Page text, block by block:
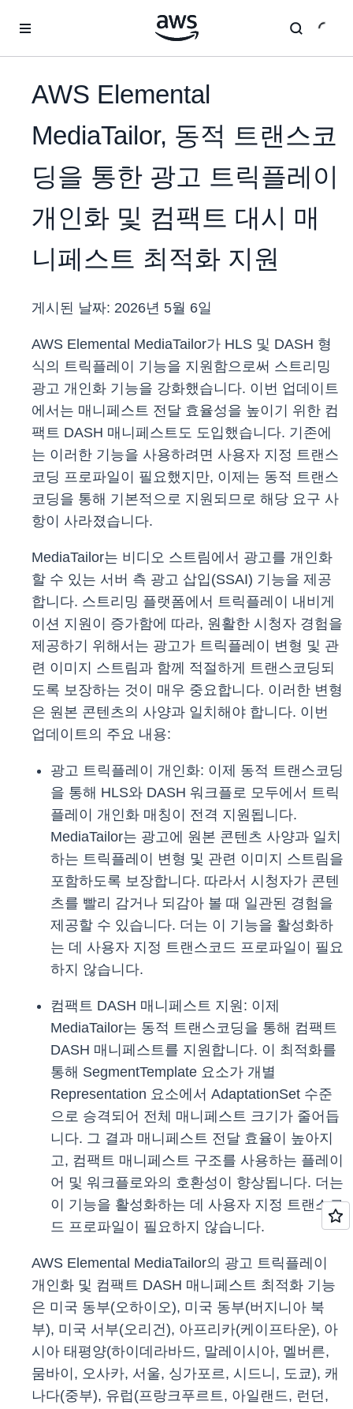
AWS Elemental
MediaTailor, 동적 트랜스코
딩을 통한 광고 트릭플레이
개인화 및 컴팩트 대시 매
니페스트 최적화 지원
게시된 날짜: 2026년 5월 6일
AWS Elemental MediaTailor가 HLS 및 DASH 형
식의 트릭플레이 기능을 지원함으로써 스트리밍
광고 개인화 기능을 강화했습니다. 이번 업데이트
에서는 매니페스트 전달 효율성을 높이기 위한 컴
팩트 DASH 매니페스트도 도입했습니다. 기존에
는 이러한 기능을 사용하려면 사용자 지정 트랜스
코딩 프로파일이 필요했지만, 이제는 동적 트랜스
코딩을 통해 기본적으로 지원되므로 해당 요구 사
항이 사라졌습니다.
MediaTailor는 비디오 스트림에서 광고를 개인화
할 수 있는 서버 측 광고 삽입(SSAI) 기능을 제공
합니다. 스트리밍 플랫폼에서 트릭플레이 내비게
이션 지원이 증가함에 따라, 원활한 시청자 경험을
제공하기 위해서는 광고가 트릭플레이 변형 및 관
련 이미지 스트림과 함께 적절하게 트랜스코딩되
도록 보장하는 것이 매우 중요합니다. 이러한 변형
은 원본 콘텐츠의 사양과 일치해야 합니다. 이번
업데이트의 주요 내용:
광고 트릭플레이 개인화: 이제 동적 트랜스코딩
을 통해 HLS와 DASH 워크플로 모두에서 트릭
플레이 개인화 매칭이 전격 지원됩니다.
MediaTailor는 광고에 원본 콘텐츠 사양과 일치
하는 트릭플레이 변형 및 관련 이미지 스트림을
포함하도록 보장합니다. 따라서 시청자가 콘텐
츠를 빨리 감거나 되감아 볼 때 일관된 경험을
제공할 수 있습니다. 더는 이 기능을 활성화하
는 데 사용자 지정 트랜스코드 프로파일이 필요
하지 않습니다.
컴팩트 DASH 매니페스트 지원: 이제
MediaTailor는 동적 트랜스코딩을 통해 컴팩트
DASH 매니페스트를 지원합니다. 이 최적화를
통해 SegmentTemplate 요소가 개별
Representation 요소에서 AdaptationSet 수준
으로 승격되어 전체 매니페스트 크기가 줄어듭
니다. 그 결과 매니페스트 전달 효율이 높아지
고, 컴팩트 매니페스트 구조를 사용하는 플레이
어 및 워크플로와의 호환성이 향상됩니다. 더는
이 기능을 활성화하는 데 사용자 지정 트랜스코
드 프로파일이 필요하지 않습니다.
AWS Elemental MediaTailor의 광고 트릭플레이
개인화 및 컴팩트 DASH 매니페스트 최적화 기능
은 미국 동부(오하이오), 미국 동부(버지니아 북
부), 미국 서부(오리건), 아프리카(케이프타운), 아
시아 태평양(하이데라바드, 말레이시아, 멜버른,
뭄바이, 오사카, 서울, 싱가포르, 시드니, 도쿄), 캐
나다(중부), 유럽(프랑크푸르트, 아일랜드, 런던,